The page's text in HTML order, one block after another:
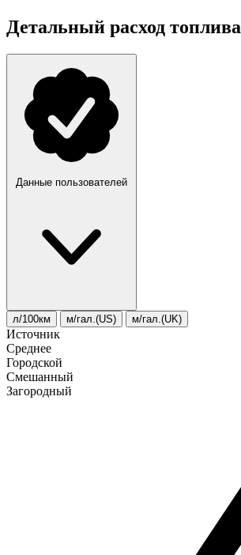
Детальный расход топлива
Данные пользователей
л/100км м/гал.(US) м/гал.(UK)
Источник
Среднее
Городской
Смешанный
Загородный